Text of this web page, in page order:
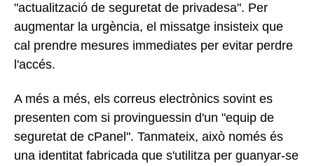
"actualització de seguretat de privadesa". Per
augmentar la urgència, el missatge insisteix que
cal prendre mesures immediates per evitar perdre
l'accés.
A més a més, els correus electrònics sovint es
presenten com si provinguessin d'un "equip de
seguretat de cPanel". Tanmateix, això només és
una identitat fabricada que s'utilitza per guanyar-se